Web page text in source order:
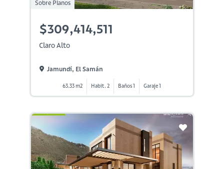
Sobre Planos
$309,414,511
Claro Alto
Jamundí, El Samán
63.33 m2 Habit. 2 Baños 1 Garaje 1